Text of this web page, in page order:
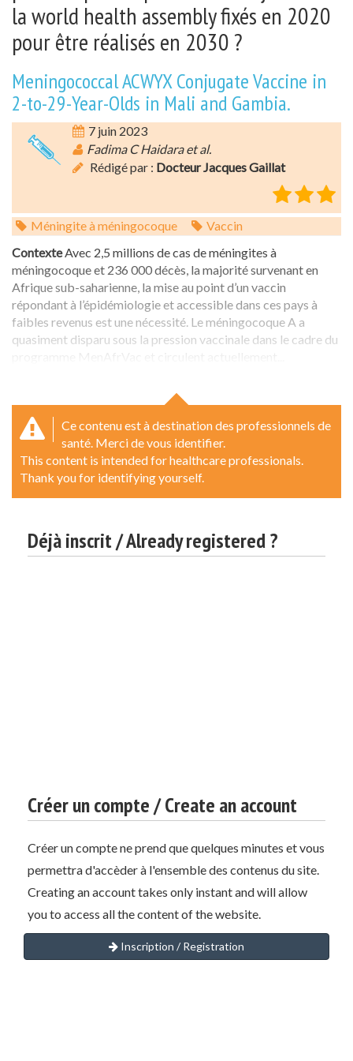
la world health assembly fixés en 2020
pour être réalisés en 2030 ?
Meningococcal ACWYX Conjugate Vaccine in
2-to-29-Year-Olds in Mali and Gambia.
7 juin 2023
Fadima C Haidara et al.
Rédigé par : Docteur Jacques Gaillat
Méningite à méningocoque
Vaccin
ContexteAvec 2,5 millions de cas de méningites à
méningocoque et 236 000 décès, la majorité survenant en
Afrique sub-saharienne, la mise au point d’un vaccin
répondant à l’épidémiologie et accessible dans ces pays à
faibles revenus est une nécessité. Le méningocoque A a
quasiment disparu sous la pression vaccinale dans le cadre du
Ce contenu est à destination des professionnels de
santé. Merci de vous identifier.
This content is intended for healthcare professionals.
Thank you for identifying yourself.
Déjà inscrit / Already registered ?
Créer un compte / Create an account
Créer un compte ne prend que quelques minutes et vous
permettra d'accèder à l'ensemble des contenus du site.
Creating an account takes only instant and will allow
you to access all the content of the website.
Inscription / Registration